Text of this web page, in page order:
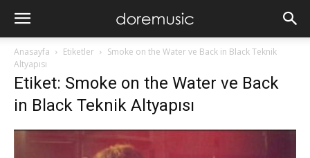
Anasayfa Etiketler
Smoke on the Water ve Back in Black Teknik
Altyapısı
Etiket: Smoke on the Water ve Back
in Black Teknik Altyapısı